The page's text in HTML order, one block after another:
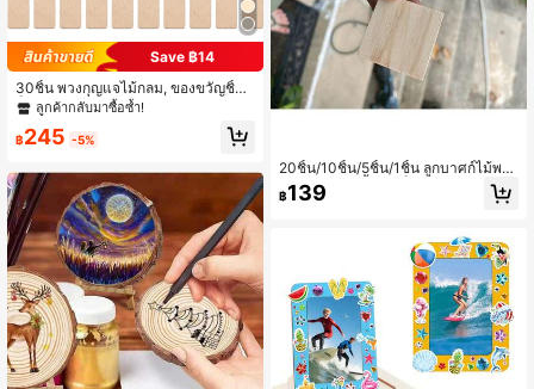
Save ฿14
30ชิ้น พวงกุญแจไม้กลม, ของขวัญชิ้นเ
ล็กสร้างสรรค์ & พวงกุญแจไม้สำหรับงา
นฝีมือ
ลูกค้ากลับมาซื้อซ้ำ!
฿245 -5%
20ชิ้น/10ชิ้น/5ชิ้น/1ชิ้น ลูกบาศก์ไม้พรีเ
มียมขนาด 2 นิ้ว - บล็อกงานฝีมืออเนกป
ระสงค์ เหมาะสำหรับโครงการ DIY งาน
ลปินและผู้ชื่นชอบงานอดิเรก
฿139